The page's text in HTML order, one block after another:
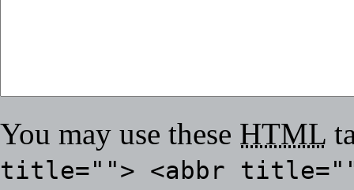
You may use these HTML
title=""> <abbr